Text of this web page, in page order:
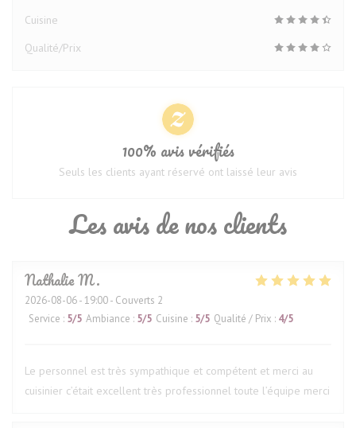
Les avis de nos clients
NathalieM
2026-08-06- 19:00 - Couverts 2
Service : 5/5 Ambiance : 5/5 Cuisine : 5/5 Qualité / Prix : 4/5
Le personnel est très sympathique et compétent et merci au
cuisinier c’était excellent très professionnel toute l’équipe merci
Cuisine
Qualité/Prix
100% avis vérifiés
Seuls les clients ayant réservé ont laissé leur avis